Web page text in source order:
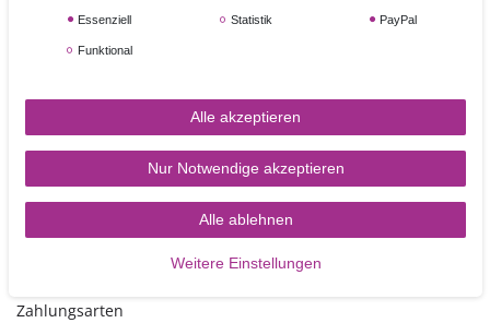
Nicht Spülmaschinen geeignet
TORTEN-KRAM
Zahlungsarten
Essenziell Statistik PayPal
Funktional
Alle akzeptieren
Nur Notwendige akzeptieren
Alle ablehnen
Weitere Einstellungen